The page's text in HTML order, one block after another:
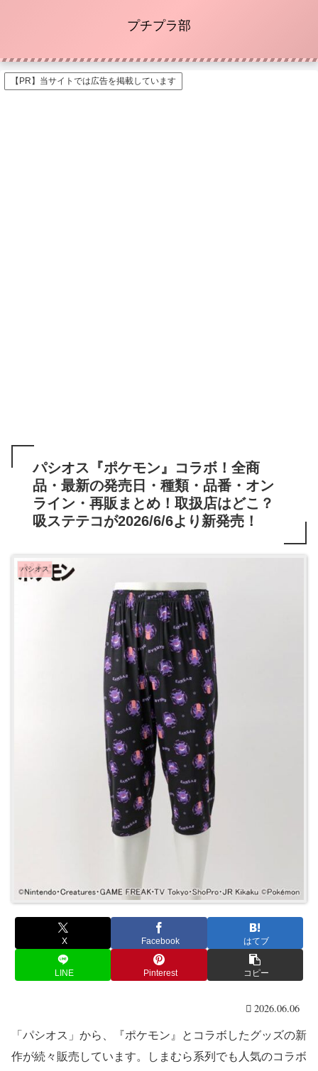
プチプラ部
【PR】当サイトでは広告を掲載しています
パシオス『ポケモン』コラボ！全商
品・最新の発売日・種類・品番・オン
ライン・再販まとめ！取扱店はどこ？
吸ステテコが2026/6/6より新発売！
パシオス
X Facebook はてブ
LINE Pinterest コピー
2026.06.06
「パシオス」から、『ポケモン』とコラボしたグッズの新
作が続々販売しています。しまむら系列でも人気のコラボ